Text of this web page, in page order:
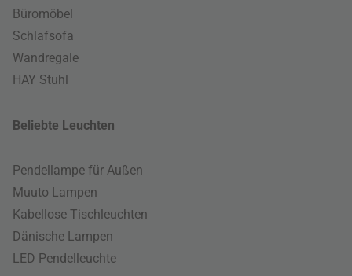
Büromöbel
Schlafsofa
Wandregale
HAY Stuhl
Beliebte Leuchten
Pendellampe für Außen
Muuto Lampen
Kabellose Tischleuchten
Dänische Lampen
LED Pendelleuchte